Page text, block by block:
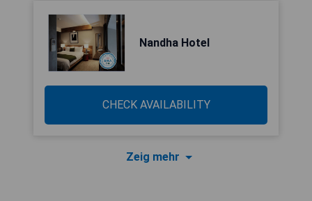
Nandha Hotel
CHECK AVAILABILITY
Zeig mehr